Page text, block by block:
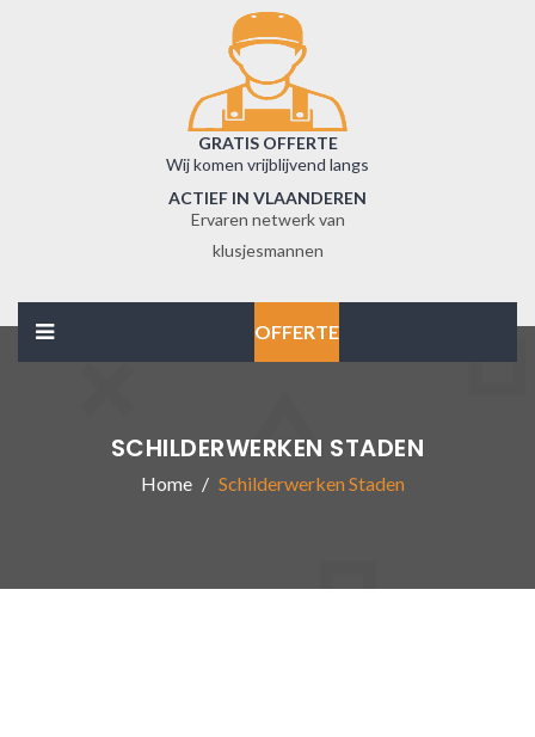
GRATIS OFFERTE
Wij komen vrijblijvend langs
ACTIEF IN VLAANDEREN
Ervaren netwerk van
klusjesmannen
OFFERTE
SCHILDERWERKEN STADEN
Home Schilderwerken Staden